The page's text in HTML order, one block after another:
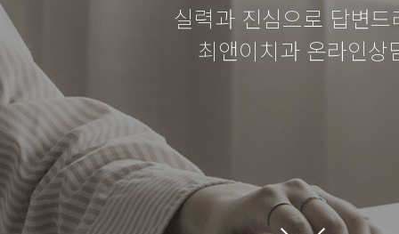
실력과 진심으로 답변드
최앤이치과 온라인상